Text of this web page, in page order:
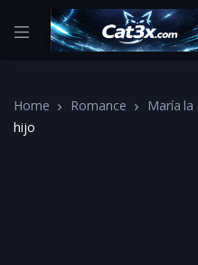
Home Romance María la
hijo